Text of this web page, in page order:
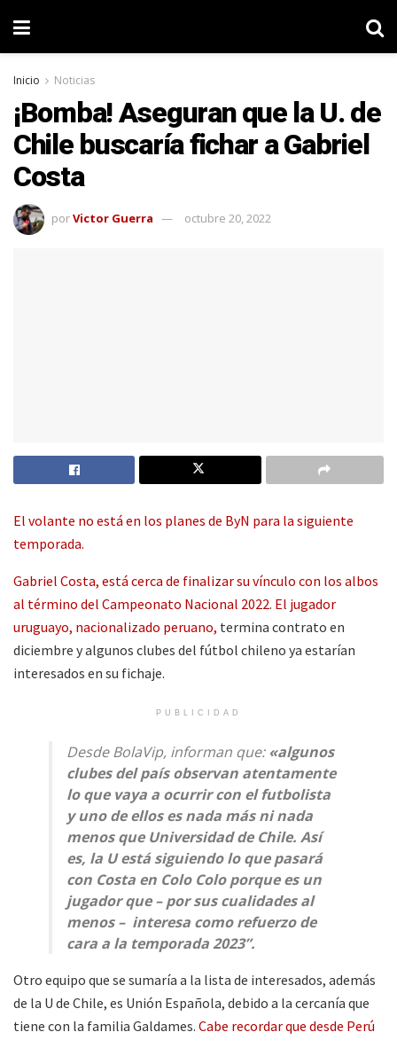
Inicio Noticias
¡Bomba! Aseguran que la U. de
Chile buscaría fichar a Gabriel
Costa
porVictor Guerra octubre 20, 2022
El volante no está en los planes de ByN para la siguiente
temporada.
Gabriel Costa, está cerca de finalizar su vínculo con los albos
al término del Campeonato Nacional 2022. El jugador
uruguayo, nacionalizado peruano, termina contrato en
diciembre y algunos clubes del fútbol chileno ya estarían
interesados en su fichaje.
PUBLICIDAD
Desde BolaVip, informan que: «algunos
clubes del país observan atentamente
lo que vaya a ocurrir con el futbolista
y uno de ellos es nada más ni nada
menos que Universidad de Chile. Así
es, la U está siguiendo lo que pasará
con Costa en Colo Colo porque es un
jugador que – por sus cualidades al
menos – interesa como refuerzo de
cara a la temporada 2023”.
Otro equipo que se sumaría a la lista de interesados, además
de la U de Chile, es Unión Española, debido a la cercanía que
tiene con la familia Galdames. Cabe recordar que desde Perú